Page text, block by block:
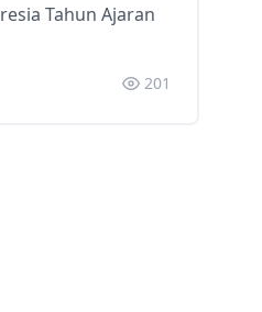
Tahun Ajaran
201